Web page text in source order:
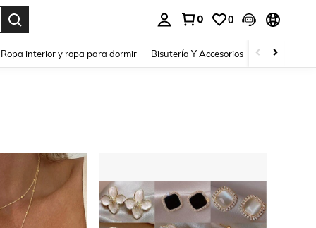
0 0
Ropa interior y ropa para dormir Bisutería Y Accesorios Zapatos